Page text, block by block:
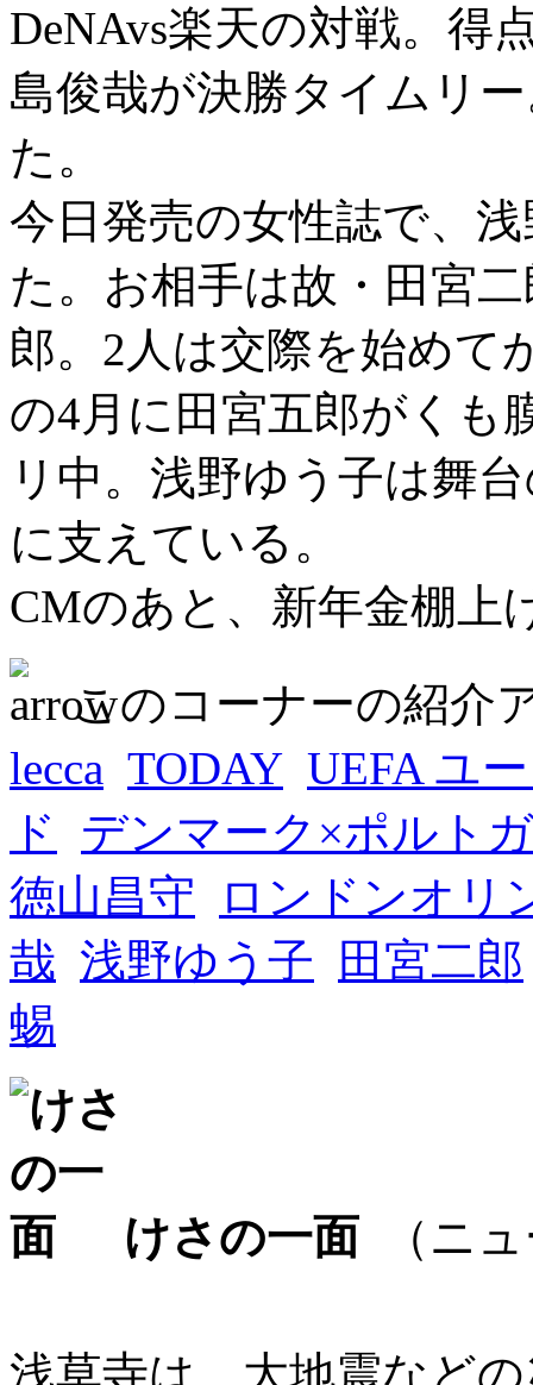
DeNAvs楽天の対戦。得
島俊哉が決勝タイムリ
た。
今日発売の女性誌で、
た。お相手は故・田宮
郎。2人は交際を始めて
の4月に田宮五郎がくも
リ中。浅野ゆう子は舞
に支えている。
CMのあと、新年金棚上
このコーナーの紹介
lecca TODAY UEFA ユ
ド
デンマーク×ポルト
徳山昌守
ロンドンオリ
哉 浅野ゆう子
田宮二郎
蜴
けさの一面 （ニ
浅草寺は、大地震など